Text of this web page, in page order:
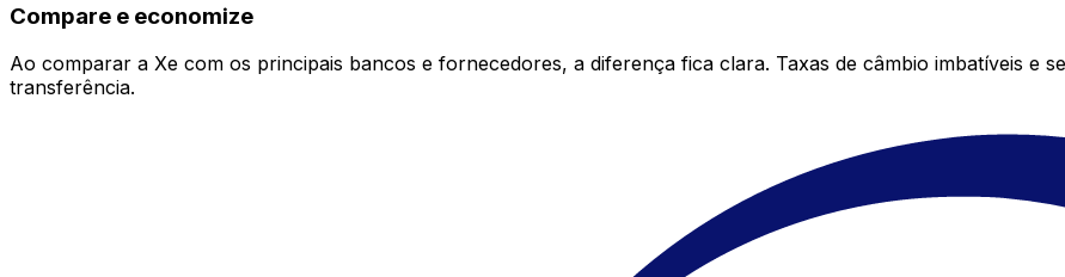
Compare e economize
Ao comparar a Xe com os principais bancos e fornecedores, a diferença fica clara. Taxas de câmbio imbatíveis e
transferência.